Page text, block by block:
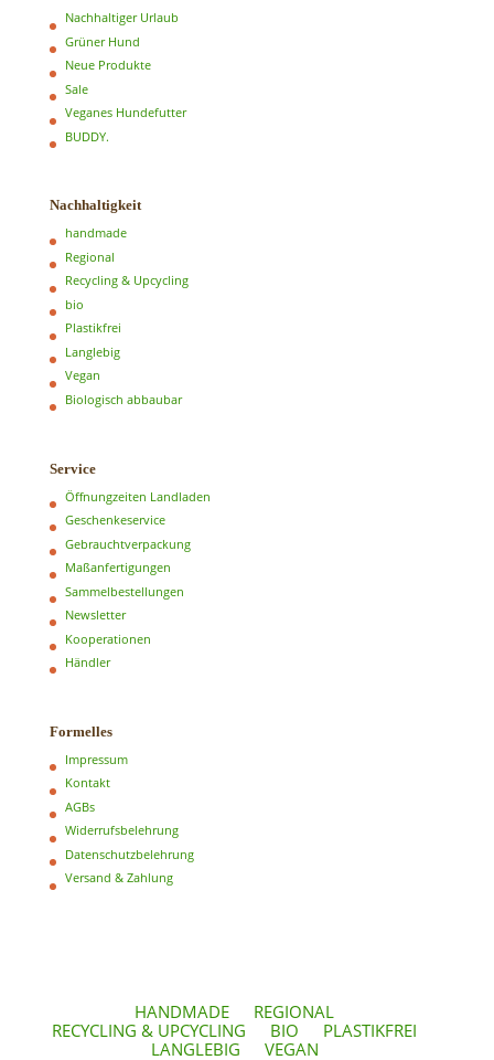
Nachhaltiger Urlaub
Grüner Hund
Neue Produkte
Sale
Veganes Hundefutter
BUDDY.
Nachhaltigkeit
handmade
Regional
Recycling & Upcycling
bio
Plastikfrei
Langlebig
Vegan
Biologisch abbaubar
Service
Öffnungzeiten Landladen
Geschenkeservice
Gebrauchtverpackung
Maßanfertigungen
Sammelbestellungen
Newsletter
Kooperationen
Händler
Formelles
Impressum
Kontakt
AGBs
Widerrufsbelehrung
Datenschutzbelehrung
Versand & Zahlung
HANDMADE
REGIONAL
RECYCLING & UPCYCLING
BIO
PLASTIKFREI
LANGLEBIG
VEGAN